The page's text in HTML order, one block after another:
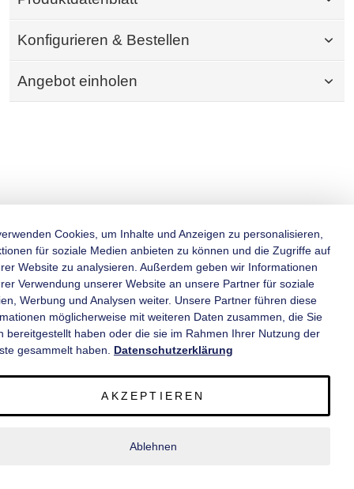
Konfigurieren & Bestellen
Angebot einholen
KATEGORIEN
INFORMATIONEN
Cookies, um Inhalte und Anzeigen zu personalisieren,
für soziale Medien anbieten zu können und die Zugriffe auf
Website zu analysieren. Außerdem geben wir Informationen
Verwendung unserer Website an unsere Partner für soziale
Werbung und Analysen weiter. Unsere Partner führen diese
möglicherweise mit weiteren Daten zusammen, die Sie
bereitgestellt haben oder die sie im Rahmen Ihrer Nutzung der
gesammelt haben. Datenschutzerklärung
AKZEPTIEREN
Ablehnen